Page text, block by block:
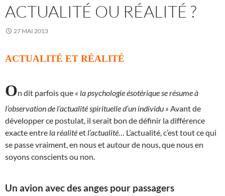
ACTUALITÉ OU RÉALITÉ ?
27 MAI 2013
ACTUALITÉ ET RÉALITÉ
On dit parfois que « la psychologie ésotérique se résume à
l’observation de l’actualité spirituelle d’un individu » Avant de
développer ce postulat, il serait bon de définir la différence
exacte entre la réalitéet l’actualité … L’actualité, c’est tout ce qui
se passe vraiment, en nous et autour de nous, que nous en
soyons conscients ou non.
Un avion avec des anges pour passagers